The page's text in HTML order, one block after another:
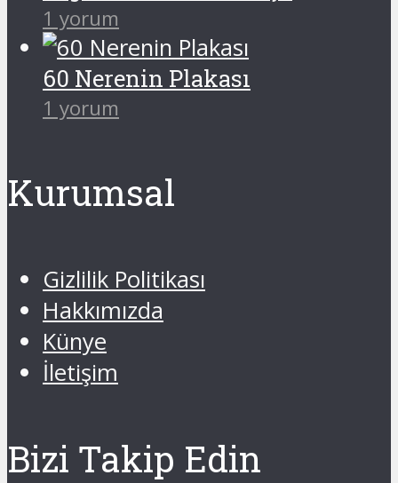
1 yorum
60 Nerenin Plakası
1 yorum
Kurumsal
Gizlilik Politikası
Hakkımızda
Künye
İletişim
Bizi Takip Edin